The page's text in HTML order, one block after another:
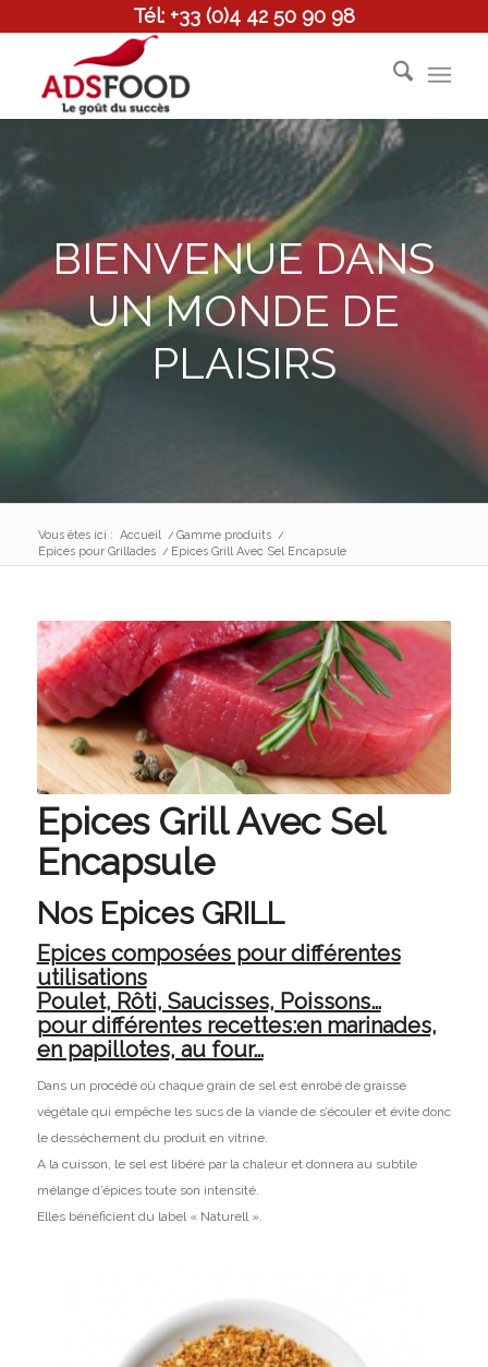
Tél: +33 (0)4 42 50 90 98
BIENVENUE DANS
UN MONDE DE
PLAISIRS
Vous êtes ici : Accueil / Gamme produits /
Epices pour Grillades / Epices Grill Avec Sel Encapsule
Epices Grill Avec Sel
Encapsule
Nos Epices GRILL
Epices composées pour différentes
utilisations
Poulet, Rôti, Saucisses, Poissons…
pour différentes recettes:en marinades,
en papillotes, au four…
Dans un procédé où chaque grain de sel est enrobé de graisse
végétale qui empêche les sucs de la viande de s’écouler et évite donc
le dessèchement du produit en vitrine.
A la cuisson, le sel est libéré par la chaleur et donnera au subtile
mélange d’épices toute son intensité.
Elles bénéficient du label « Naturell ».